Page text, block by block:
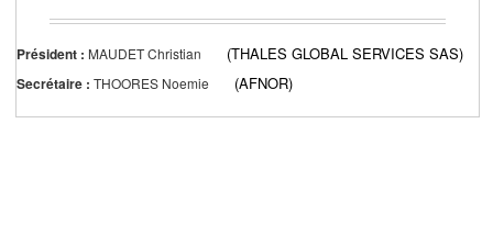
Président : MAUDET Christian (THALES GLOBAL SERVICES SAS)
Secrétaire : THOORES Noemie (AFNOR)